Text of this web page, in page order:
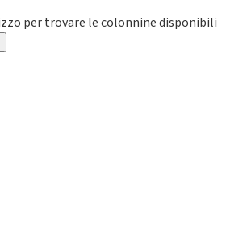
per trovare le colonnine disponibili